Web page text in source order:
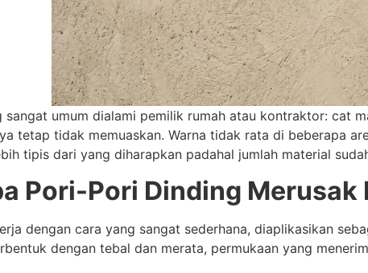
sangat umum dialami pemilik rumah atau kontraktor: cat
tetap tidak memuaskan. Warna tidak rata di beberapa
tipis dari yang diharapkan padahal jumlah material
Pori-Pori Dinding Merusak
dengan cara yang sangat sederhana, diaplikasikan
dengan tebal dan merata, permukaan yang